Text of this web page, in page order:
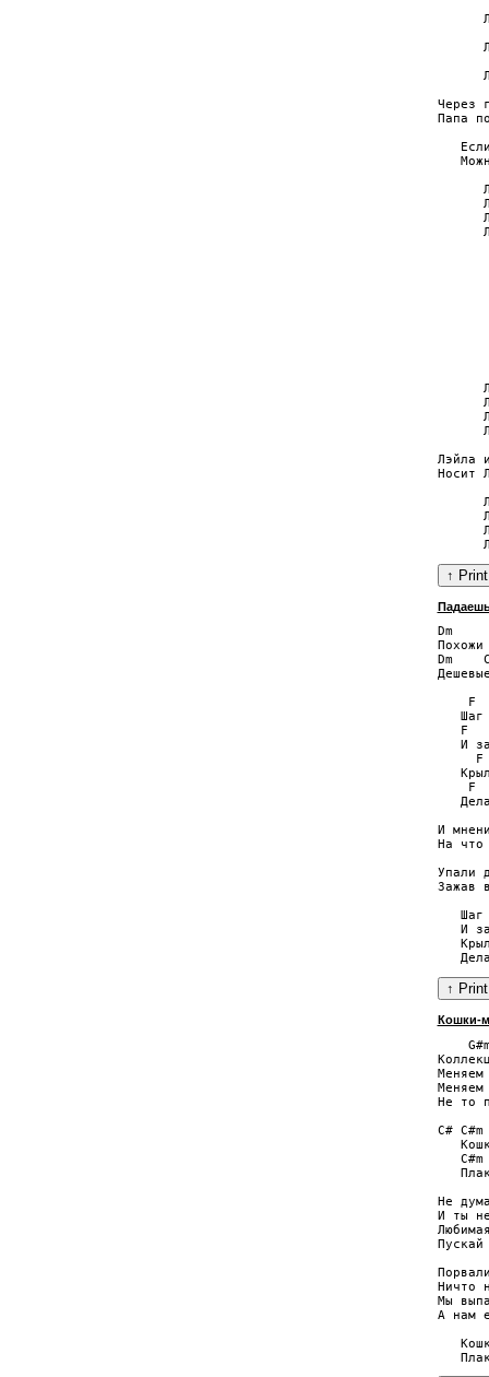
Через
Папа
Лэйла
Носит
Dm
Dm
F
Шаг
F
И
F
F
И
На что
Упали
Зажав
Шаг
И
Кошки-
Не то
C#
C#m
Не
И ты
Ничто
Мы
А нам